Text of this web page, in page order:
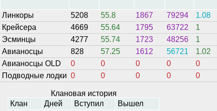
Линкоры 5208 55.8 1867 79294
1.08
Крейсера
4669 55.64 1795 63722
1
Эсминцы
4277 55.74 1723 48256
1
Авианосцы
828 57.25 1612 56721
1.02
Авианосцы OLD
0 0 0 0
0
Подводные лодки 0 0 0 0 0
Клановая история
Клан
Дней Вступил
Вышел